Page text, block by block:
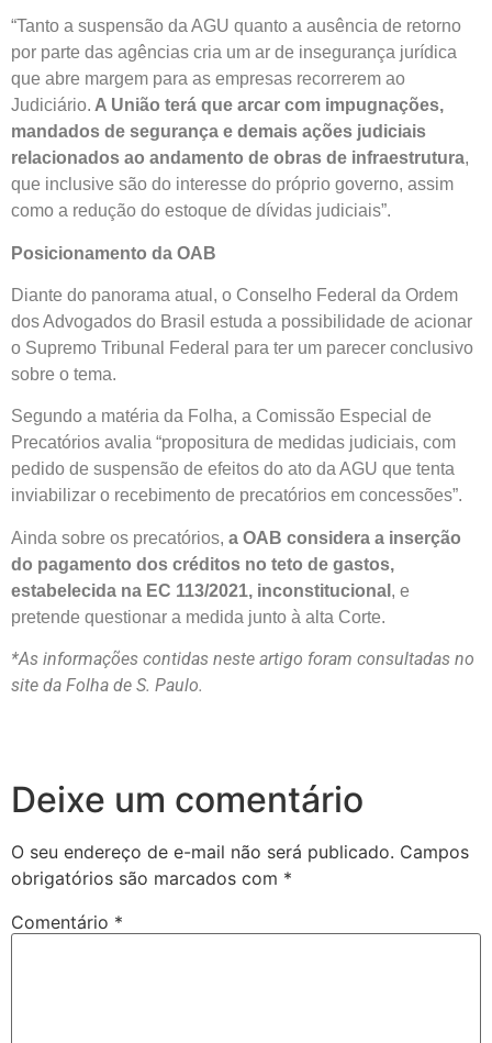
“Tanto a suspensão da AGU quanto a ausência de retorno
por parte das agências cria um ar de insegurança jurídica
que abre margem para as empresas recorrerem ao
Judiciário. A União terá que arcar com impugnações,
mandados de segurança e demais ações judiciais
relacionados ao andamento de obras de infraestrutura,
que inclusive são do interesse do próprio governo, assim
como a redução do estoque de dívidas judiciais”.
Posicionamento da OAB
Diante do panorama atual, o Conselho Federal da Ordem
dos Advogados do Brasil estuda a possibilidade de acionar
o Supremo Tribunal Federal para ter um parecer conclusivo
sobre o tema.
Segundo a matéria da Folha, a Comissão Especial de
Precatórios avalia “propositura de medidas judiciais, com
pedido de suspensão de efeitos do ato da AGU que tenta
inviabilizar o recebimento de precatórios em concessões”.
Ainda sobre os precatórios, a OAB considera a inserção
do pagamento dos créditos no teto de gastos,
estabelecida na EC 113/2021, inconstitucional , e
pretende questionar a medida junto à alta Corte.
*As informações contidas neste artigo foram consultadas no
site da Folha de S. Paulo.
Deixe um comentário
O seu endereço de e-mail não será publicado. Campos
obrigatórios são marcados com *
Comentário *